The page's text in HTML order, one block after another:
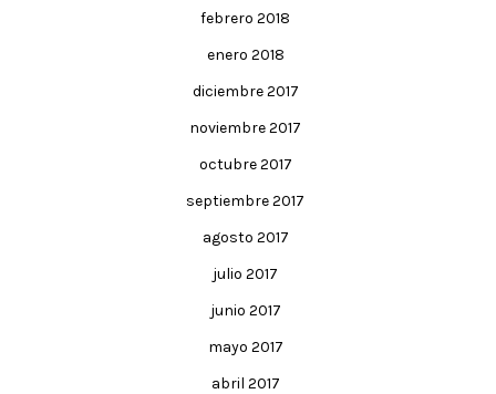
febrero 2018
enero 2018
diciembre 2017
noviembre 2017
octubre 2017
septiembre 2017
agosto 2017
julio 2017
junio 2017
mayo 2017
abril 2017